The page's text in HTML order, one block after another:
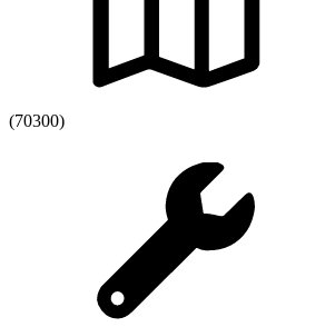
(70300)